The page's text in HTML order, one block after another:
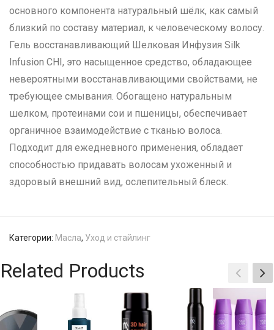
основного компонента натуральный шёлк, как самый
близкий по составу материал, к человеческому волосу.
Гель восстанавливающий Шелковая Инфузия Silk
Infusion CHI, это насыщенное средство, обладающее
невероятными восстанавливающими свойствами, не
требующее смывания. Обогащено натуральным
шелком, протеинами сои и пшеницы, обеспечивает
органичное взаимодействие с тканью волоса.
Подходит для ежедневного применения, обладает
способностью придавать волосам ухоженный и
здоровый внешний вид, ослепительный блеск.
Категории: Масла, Уход и стайлинг
Related Products